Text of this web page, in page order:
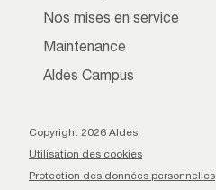
Nos mises en service
Maintenance
Aldes Campus
Copyright 2026 Aldes
Utilisation des cookies
Protection des données personnelles